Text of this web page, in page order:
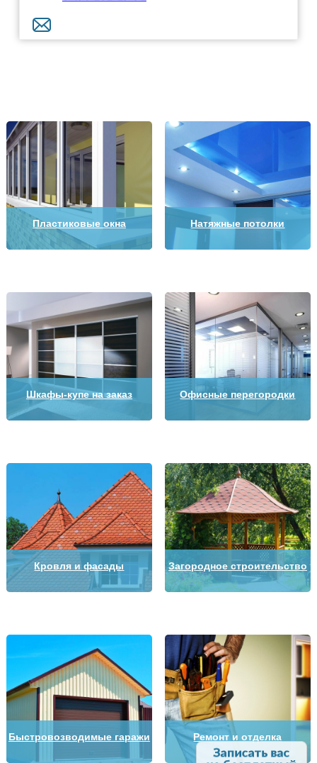
Пластиковые окна Натяжные потолки
Шкафы-купе на заказ Офисные перегородки
Кровля и фасады Загородное строительство
Быстровозводимые гаражи Ремонт и отделка